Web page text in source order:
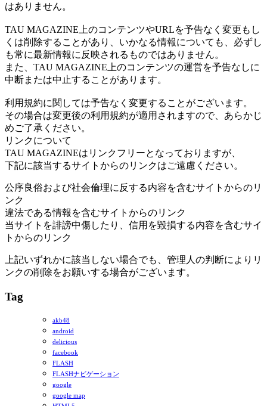
はありません。
TAU MAGAZINE上のコンテンツやURLを予告なく変更もし
くは削除することがあり、いかなる情報についても、必ずし
も常に最新情報に反映されるものではありません。
また、TAU MAGAZINE上のコンテンツの運営を予告なしに
中断または中止することがあります。
利用規約に関しては予告なく変更することがございます。
その場合は変更後の利用規約が適用されますので、あらかじ
めご了承ください。
リンクについて
TAU MAGAZINEはリンクフリーとなっておりますが、
下記に該当するサイトからのリンクはご遠慮ください。
公序良俗および社会倫理に反する内容を含むサイトからのリ
ンク
違法である情報を含むサイトからのリンク
当サイトを誹謗中傷したり、信用を毀損する内容を含むサイ
トからのリンク
上記いずれかに該当しない場合でも、管理人の判断によりリ
ンクの削除をお願いする場合がございます。
Tag
akb48
android
delicious
facebook
FLASH
FLASHナビゲーション
google
google map